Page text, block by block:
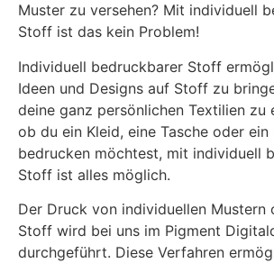
Muster zu versehen? Mit individuell
Stoff ist das kein Problem!
Individuell bedruckbarer Stoff
Ideen und Designs auf Stoff zu
deine ganz persönlichen Textilien zu
ob du ein Kleid, eine Tasche oder ein
bedrucken möchtest, mit individuell
Stoff ist alles möglich.
Der Druck von individuellen Mustern
Stoff wird bei uns im Pigment
durchgeführt. Diese Verfahren